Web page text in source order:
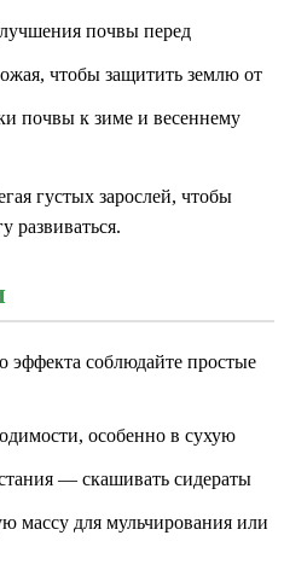
почвы перед
чтобы защитить землю от
почвы к зиме и весеннему
густых зарослей, чтобы
развиваться.
эффекта соблюдайте простые
особенно в сухую
— скашивать сидераты
массу для мульчирования или